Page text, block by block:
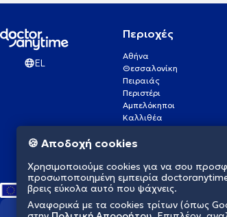
EL
Περιοχές
Αθήνα
Θεσσαλονίκη
Πειραιάς
Περιστέρι
Αμπελόκηποι
Καλλιθέα
Πάτρα
Γλυφάδα
Νέα Σμύρνη
🍪 Αποδοχή cookies
Χρησιμοποιούμε cookies για να σου
προσωποποιημένη εμπειρία
βρεις εύκολα αυτό που ψάχνεις.
Αναφορικά με τα cookies τρίτων (όπως